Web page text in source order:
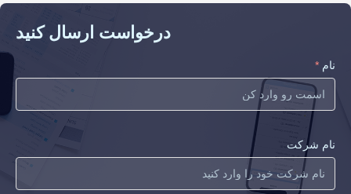
درخواست ارسال کنید
نام *
نام شرکت